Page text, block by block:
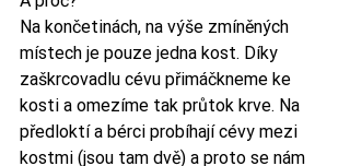
Na končetinách, na výše zmíněných
místech je pouze jedna kost. Díky
zaškrcovadlu cévu přimáčkneme ke
kosti a omezíme tak průtok krve. Na
předloktí a bérci probíhají cévy mezi
kostmi (jsou tam dvě) a proto se nám